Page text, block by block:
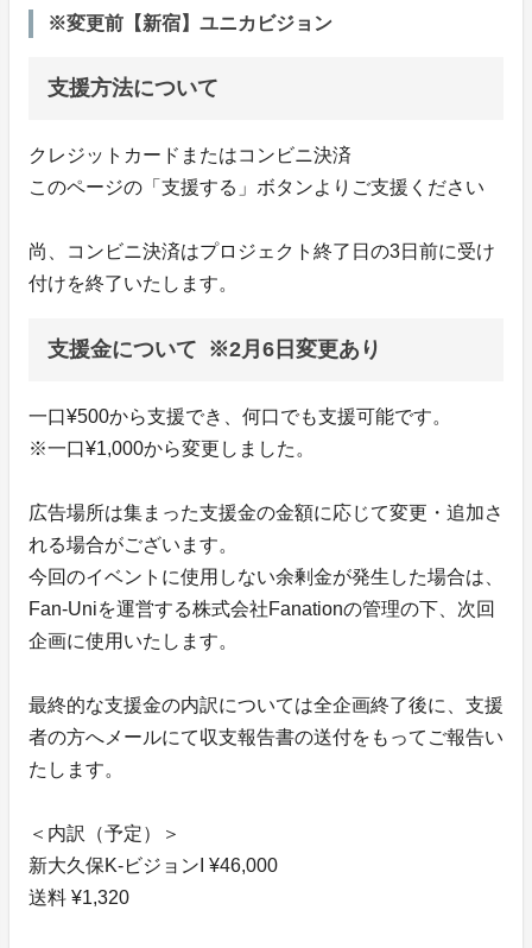
※変更前【新宿】ユニカビジョン
支援方法について
クレジットカードまたはコンビニ決済
このページの「支援する」ボタンよりご支援ください
尚、コンビニ決済はプロジェクト終了日の3日前に受け
付けを終了いたします。
支援金について ※2月6日変更あり
一口¥500から支援でき、何口でも支援可能です。
※一口¥1,000から変更しました。
広告場所は集まった支援金の金額に応じて変更・追加さ
れる場合がございます。
今回のイベントに使用しない余剰金が発生した場合は、
Fan-Uniを運営する株式会社Fanationの管理の下、次回
企画に使用いたします。
最終的な支援金の内訳については全企画終了後に、支援
者の方へメールにて収支報告書の送付をもってご報告い
たします。
＜内訳（予定）＞
新大久保K-ビジョンI ¥46,000
送料 ¥1,320